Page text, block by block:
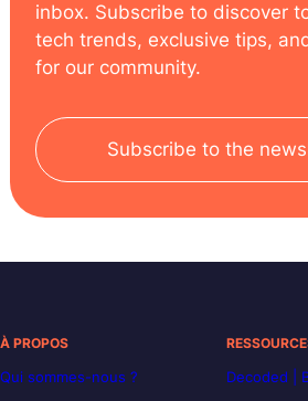
inbox. Subscribe to discover
tech trends, exclusive tips,
for our community.
Subscribe to the
À PROPOS
Qui sommes-nous ?
Decoded |